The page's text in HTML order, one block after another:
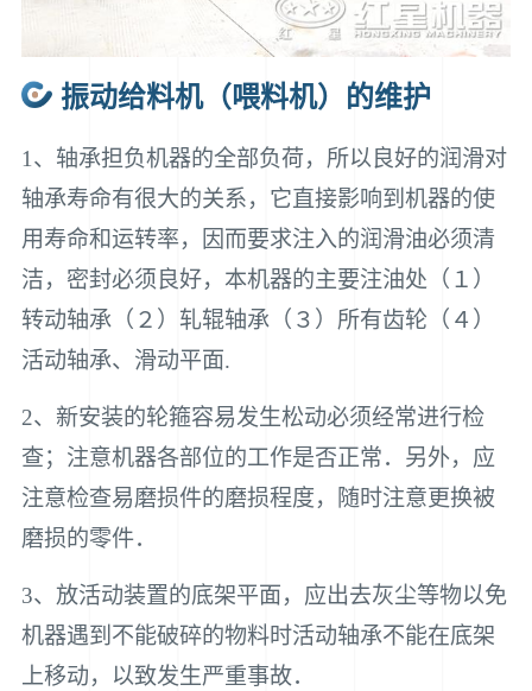
振动给料机（喂料机）的维护
1、轴承担负机器的全部负荷，所以良好的润滑对
轴承寿命有很大的关系，它直接影响到机器的使
用寿命和运转率，因而要求注入的润滑油必须清
洁，密封必须良好，本机器的主要注油处（１）
转动轴承（２）轧辊轴承（３）所有齿轮（４）
活动轴承、滑动平面.
2、新安装的轮箍容易发生松动必须经常进行检
查；注意机器各部位的工作是否正常．另外，应
注意检查易磨损件的磨损程度，随时注意更换被
磨损的零件．
3、放活动装置的底架平面，应出去灰尘等物以免
机器遇到不能破碎的物料时活动轴承不能在底架
上移动，以致发生严重事故．